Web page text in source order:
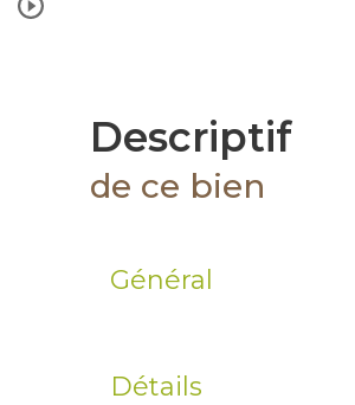
descriptif
de ce bien
Général
Détails